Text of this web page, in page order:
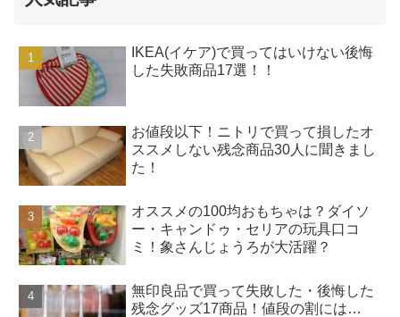
IKEA(イケア)で買ってはいけない後悔
した失敗商品17選！！
お値段以下！ニトリで買って損したオ
ススメしない残念商品30人に聞きまし
た！
オススメの100均おもちゃは？ダイソ
ー・キャンドゥ・セリアの玩具口コ
ミ！象さんじょうろが大活躍？
無印良品で買って失敗した・後悔した
残念グッズ17商品！値段の割には…